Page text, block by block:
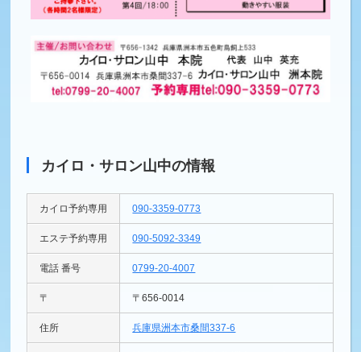
カイロ・サロン山中の情報
カイロ予約専用 090-3359-0773
エステ予約専用 090-5092-3349
電話 番号 0799-20-4007
〒 〒656-0014
住所 兵庫県洲本市桑間337-6